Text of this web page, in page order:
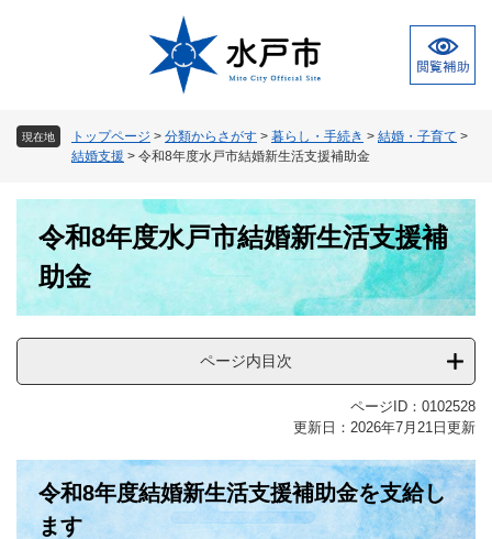
現在地 トップページ > 分類からさがす > 暮らし・手続き > 結婚・子育て >
結婚支援 > 令和8年度水戸市結婚新生活支援補助金
令和8年度水戸市結婚新生活支援補
助金
ページ内目次
ページID：0102528
更新日：2026年7月21日更新
令和8年度結婚新生活支援補助金を支給し
ます